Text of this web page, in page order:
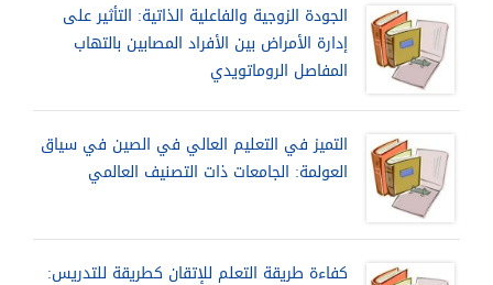
الجودة الزوجية والفاعلية الذاتية: التأثير على
إدارة الأمراض بين الأفراد المصابين بالتهاب
المفاصل الروماتويدي
التميز في التعليم العالي في الصين في سياق
العولمة: الجامعات ذات التصنيف العالمي
كفاءة طريقة التعلم للإتقان كطريقة للتدريس: